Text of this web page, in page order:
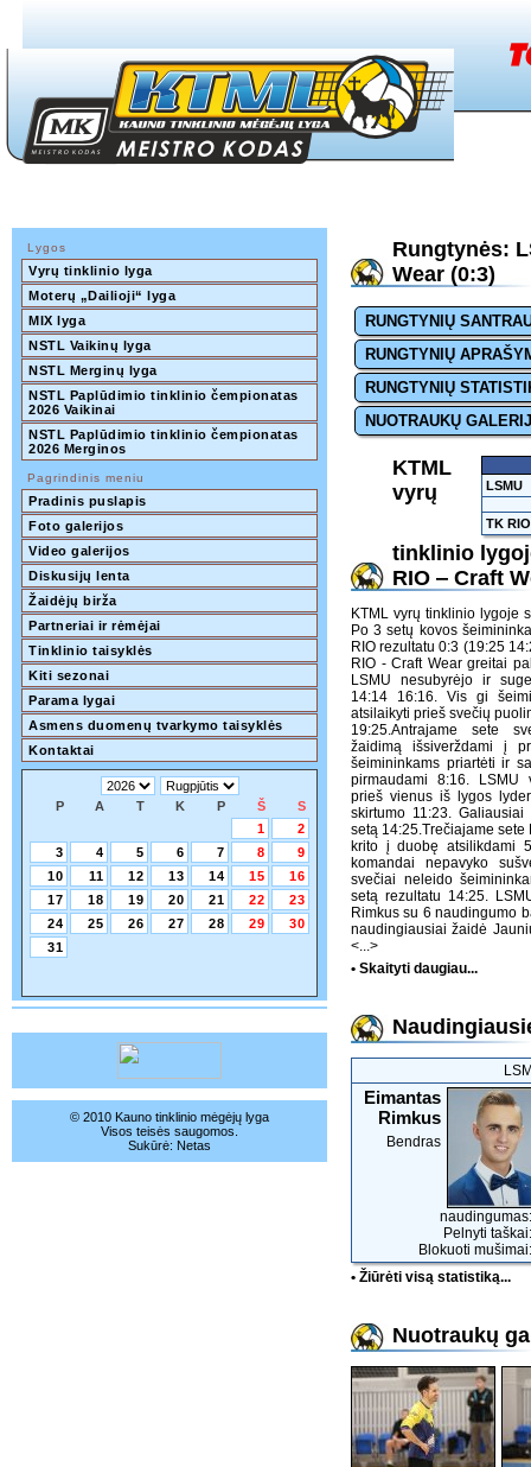
Lygos
Vyrų tinklinio lyga
Moterų „Dailioji“ lyga
MIX lyga
NSTL Vaikinų lyga
NSTL Merginų lyga
NSTL Paplūdimio tinklinio čempionatas
2026 Vaikinai
NSTL Paplūdimio tinklinio čempionatas
2026 Merginos
Pagrindinis meniu
Pradinis puslapis
Foto galerijos
Video galerijos
Diskusijų lenta
Žaidėjų birža
Partneriai ir rėmėjai
Tinklinio taisyklės
Kiti sezonai
Parama lygai
Asmens duomenų tvarkymo taisyklės
Kontaktai
P A T K P Š
S
1
2
3
4 5 6 7 8
9
10
11 12 13 14 15
16
17
18 19 20 21 22
23
24
25 26 27 28 29
30
31
© 2010 Kauno tinklinio mėgėjų lyga
Visos teisės saugomos.
Sukūrė: Netas
Rungtynės:
Wear (0:3)
RUNGTYNIŲ
RUNGTYNIŲ
RUNGTYNIŲ
NUOTRAUKŲ
LSMU
TK
KTML
vyrų
tinklinio
RIO ‒ Craft
KTML vyrų tinklinio lygoje
Po 3 setų kovos
RIO rezultatu 0:3 (19:25
RIO - Craft Wear greitai
LSMU nesubyrėjo ir
14:14 16:16. Vis gi
atsilaikyti prieš svečių
19:25.Antrajame sete
žaidimą išsiverždami į
šeimininkams priartėti ir
pirmaudami 8:16. LSMU
prieš vienus iš lygos
skirtumo 11:23.
setą 14:25.Trečiajame
krito į duobę atsilikdami
komandai nepavyko
svečiai neleido
setą rezultatu 14:25.
Rimkus su 6 naudingumo
naudingiausiai žaidė
<...>
• Skaityti daugiau...
Eimantas
Rimkus
Bendras
Pelnyti
Blokuoti
• Žiūrėti visą statistiką...
Nuotraukų